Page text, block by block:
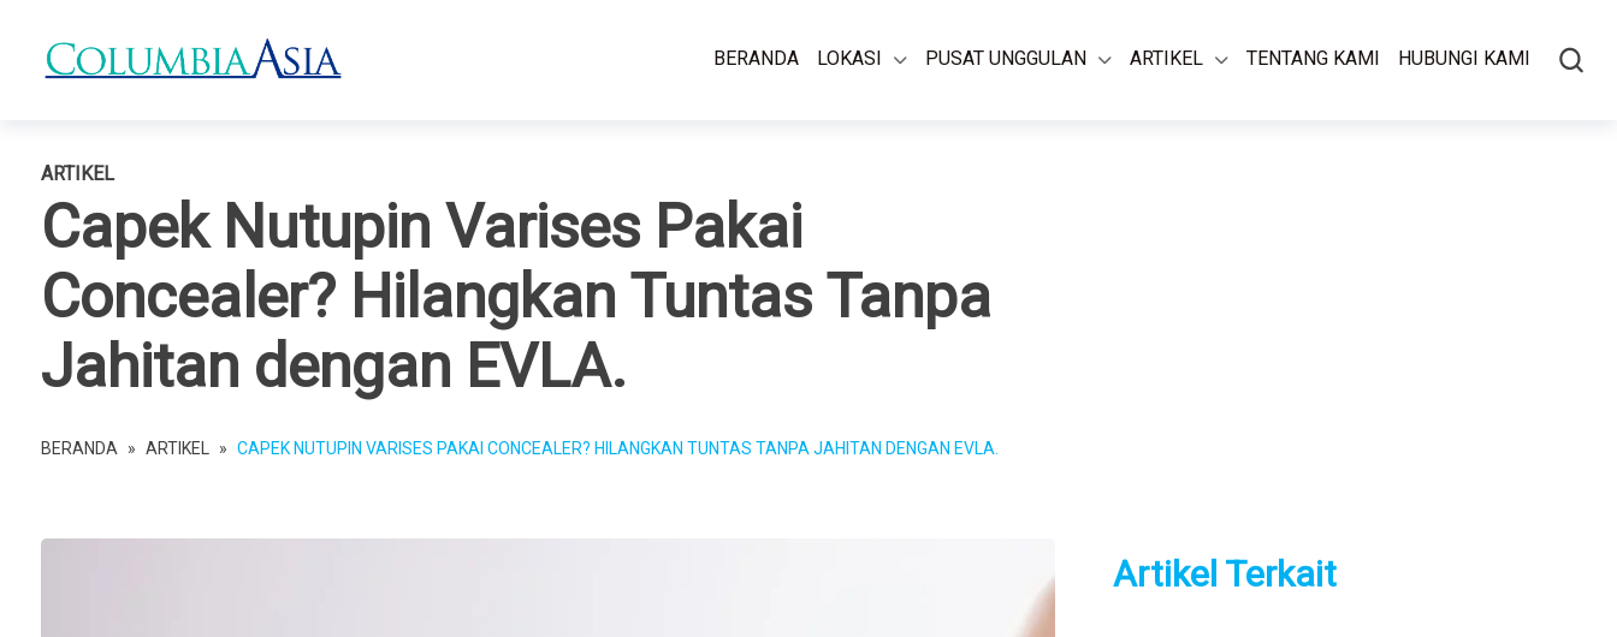
BERANDA LOKASI PUSAT UNGGULAN ARTIKEL TENTANG KAMI HUBUNGI KAMI
ARTIKEL
Capek Nutupin Varises Pakai
Concealer? Hilangkan Tuntas Tanpa
Jahitan dengan EVLA.
BERANDA » ARTIKEL » CAPEK NUTUPIN VARISES PAKAI CONCEALER? HILANGKAN TUNTAS TANPA JAHITAN DENGAN EVLA.
Artikel Terkait